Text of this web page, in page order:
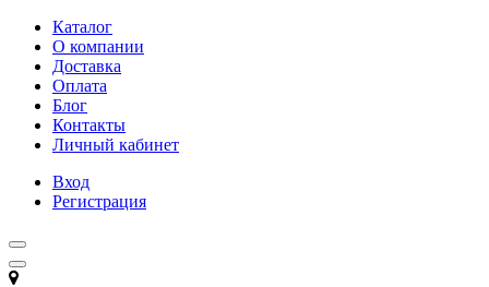
Каталог
О компании
Доставка
Оплата
Блог
Контакты
Личный кабинет
Вход
Регистрация